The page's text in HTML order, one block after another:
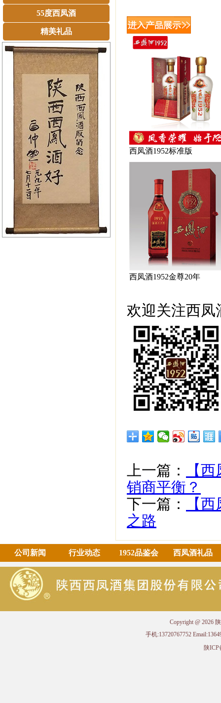
55度西凤酒
精美礼品
西凤酒1952标准版
西凤酒1952金尊20年
欢迎关注西凤
上一篇：
【
销商平衡？
下一篇：
【
之路
公司新闻 行业动态 1952品鉴会 西凤酒礼品
Copyright @ 2026
手机:13720767752
陕ICP